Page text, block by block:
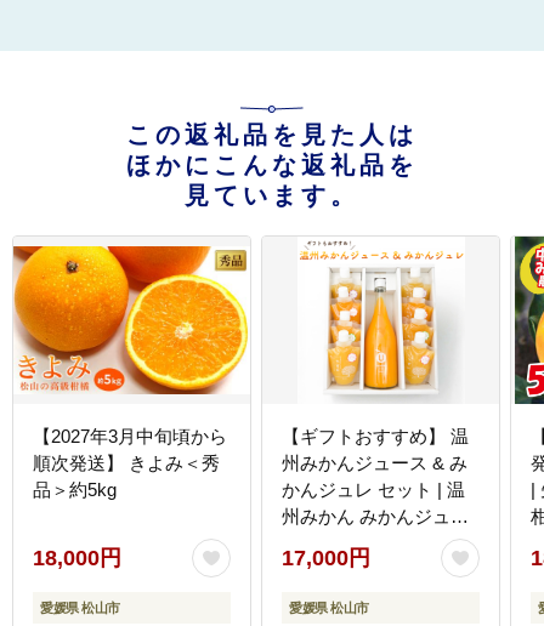
この返礼品を見た人は
ほかにこんな返礼品を
見ています。
【2027年3月中旬頃から
順次発送】 きよみ＜秀
品＞約5kg
18,000円
愛媛県 松山市
【ギフトおすすめ】 温
州みかんジュース & み
かんジュレ セット | 温
州みかん みかんジュー
ス みかんゼリー ギフト
蜜柑 ミカン ジュース オ
レンジジュース みかん
17,000円
愛媛県 松山市
|